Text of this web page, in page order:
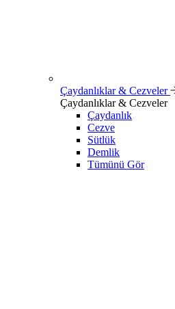
Çaydanlıklar & Cezveler
Çaydanlıklar & Cezveler
Çaydanlık
Cezve
Sütlük
Demlik
Tümünü Gör